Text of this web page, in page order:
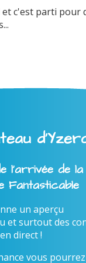
c'est parti pour
l'arrivée de la
Fantasticable
un aperçu
et surtout des
direct !
vous